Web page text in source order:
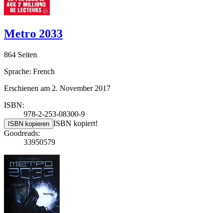
Metro 2033
864 Seiten
Sprache: French
Erschienen am 2. November 2017
ISBN:
978-2-253-08300-9
ISBN kopieren ISBN kopiert!
Goodreads:
33950579